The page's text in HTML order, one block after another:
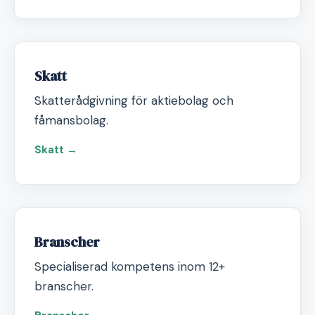
Skatt
Skatterådgivning för aktiebolag och
fåmansbolag.
Skatt →
Branscher
Specialiserad kompetens inom 12+
branscher.